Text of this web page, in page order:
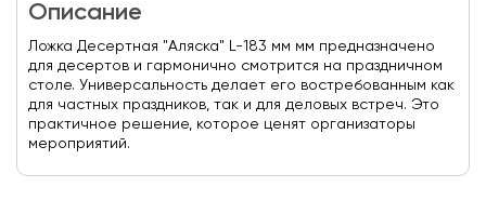
Описание
Ложка Десертная "Аляска" L-183 мм мм предназначено
для десертов и гармонично смотрится на праздничном
столе. Универсальность делает его востребованным как
для частных праздников, так и для деловых встреч. Это
практичное решение, которое ценят организаторы
мероприятий.